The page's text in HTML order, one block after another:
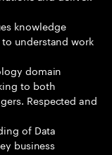
knowledge
understand work
domain
to both
Respected and
of Data
business